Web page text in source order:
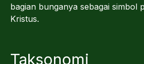
bagian bunganya sebagai simbol
Kristus.
Taksonomi